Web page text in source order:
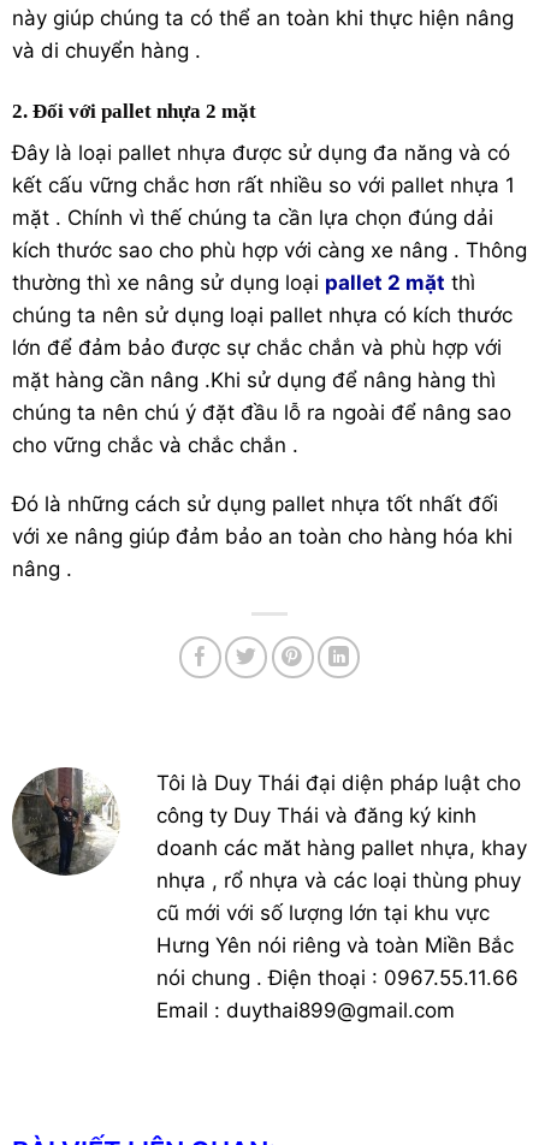
này giúp chúng ta có thể an toàn khi thực hiện nâng
và di chuyển hàng .
2. Đối với pallet nhựa 2 mặt
Đây là loại pallet nhựa được sử dụng đa năng và có
kết cấu vững chắc hơn rất nhiều so với pallet nhựa 1
mặt . Chính vì thế chúng ta cần lựa chọn đúng dải
kích thước sao cho phù hợp với càng xe nâng . Thông
thường thì xe nâng sử dụng loại pallet 2 mặt thì
chúng ta nên sử dụng loại pallet nhựa có kích thước
lớn để đảm bảo được sự chắc chắn và phù hợp với
mặt hàng cần nâng .Khi sử dụng để nâng hàng thì
chúng ta nên chú ý đặt đầu lỗ ra ngoài để nâng sao
cho vững chắc và chắc chắn .
Đó là những cách sử dụng pallet nhựa tốt nhất đối
với xe nâng giúp đảm bảo an toàn cho hàng hóa khi
nâng .
Tôi là Duy Thái đại diện pháp luật cho
công ty Duy Thái và đăng ký kinh
doanh các măt hàng pallet nhựa, khay
nhựa , rổ nhựa và các loại thùng phuy
cũ mới với số lượng lớn tại khu vực
Hưng Yên nói riêng và toàn Miền Bắc
nói chung . Điện thoại : 0967.55.11.66
Email : duythai899@gmail.com